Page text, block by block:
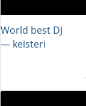
World best DJ
― keisteri